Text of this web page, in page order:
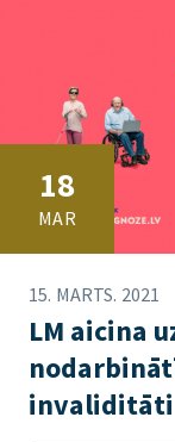
15. MARTS. 2021
LM aicina
invaliditāti
18
MAR